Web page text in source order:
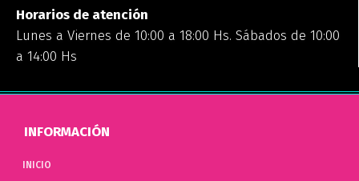
Horarios de atención
Lunes a Viernes de 10:00 a 18:00 Hs. Sábados de 10:00
a 14:00 Hs
INFORMACIÓN
INICIO